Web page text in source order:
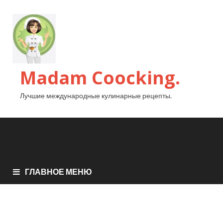
Madam Coocking.
Лучшие международные кулинарные рецепты.
ГЛАВНОЕ МЕНЮ